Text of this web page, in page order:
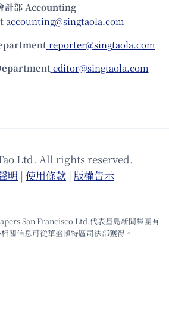
計部 Accounting
accounting@singtaola.com
reporter@singtaola.com
editor@singtaola.com
Ltd. All rights reserved.
明 | 使⽤條款 | 版權告⽰
San Francisco Ltd.代表星島新聞集團有
關信息可從華盛頓特區司法部獲得。